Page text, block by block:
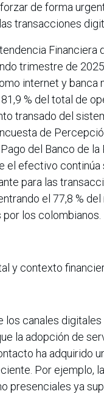
de forma
transacciones
Financiera
trimestre de
internet y banca
% del total de
transado del
de
del Banco de la
el efectivo continúa
para las
el 77,8 % del
los colombianos.
y contexto
los canales
la adopción de
ha adquirido
Por ejemplo,
presenciales ya